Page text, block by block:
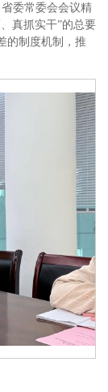
委常委会会议精
真抓实干”的总要
的制度机制，推